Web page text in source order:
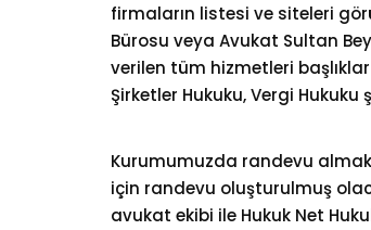
firmaların listesi ve siteleri
Bürosu veya Avukat Sultan
verilen tüm hizmetleri başlıklar
Şirketler Hukuku, Vergi
Kurumumuzda randevu
için randevu oluşturulmuş
avukat ekibi ile Hukuk Net